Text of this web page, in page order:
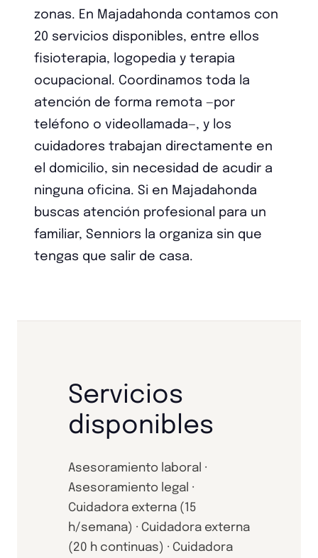
zonas. En Majadahonda contamos con
20 servicios disponibles, entre ellos
fisioterapia, logopedia y terapia
ocupacional. Coordinamos toda la
atención de forma remota —por
teléfono o videollamada—, y los
cuidadores trabajan directamente en
el domicilio, sin necesidad de acudir a
ninguna oficina. Si en Majadahonda
buscas atención profesional para un
familiar, Senniors la organiza sin que
tengas que salir de casa.
Servicios
disponibles
Asesoramiento laboral ·
Asesoramiento legal ·
Cuidadora externa (15
h/semana) · Cuidadora externa
(20 h continuas) · Cuidadora